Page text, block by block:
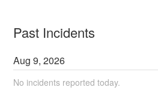
Past Incidents
Aug9,2026
No incidents reported today.